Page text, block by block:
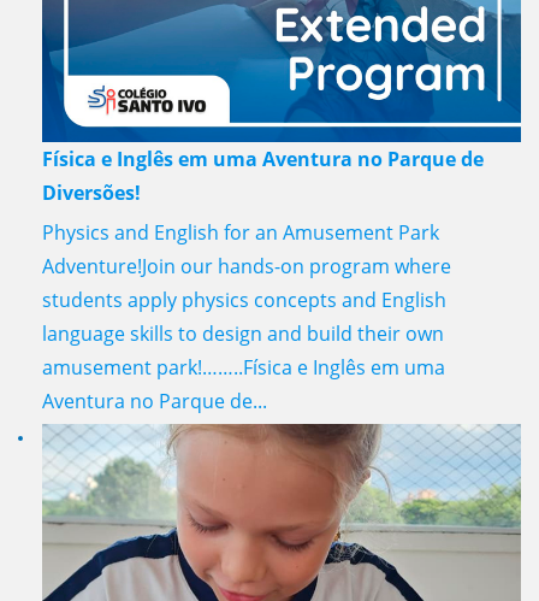
Física e Inglês em uma Aventura no Parque de
Diversões!
Physics and English for an Amusement Park
Adventure!Join our hands-on program where
students apply physics concepts and English
language skills to design and build their own
amusement park!……..Física e Inglês em uma
Aventura no Parque de...